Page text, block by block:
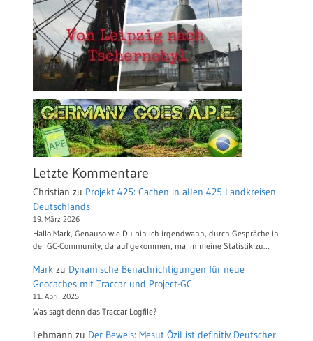
Letzte Kommentare
Christian zu Projekt 425: Cachen in allen 425 Landkreisen
Deutschlands
19. März 2026
Hallo Mark, Genauso wie Du bin ich irgendwann, durch Gespräche in
der GC-Community, darauf gekommen, mal in meine Statistik zu…
Mark zu Dynamische Benachrichtigungen für neue
Geocaches mit Traccar und Project-GC
11. April 2025
Was sagt denn das Traccar-Logfile?
Lehmann zu Der Beweis: Mesut Özil ist definitiv Deutscher